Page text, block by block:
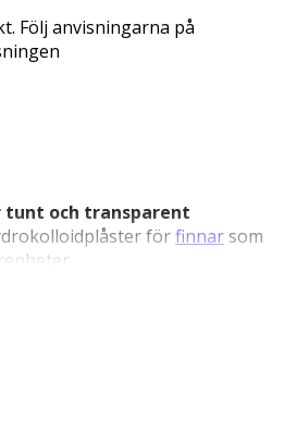
Följ anvisningarna på
tunt och transparent
förfinnarsom
är tunna och transparenta plåster
som absorberar talg
porer. Plåstren fungerar
över huden och kan bidra till att